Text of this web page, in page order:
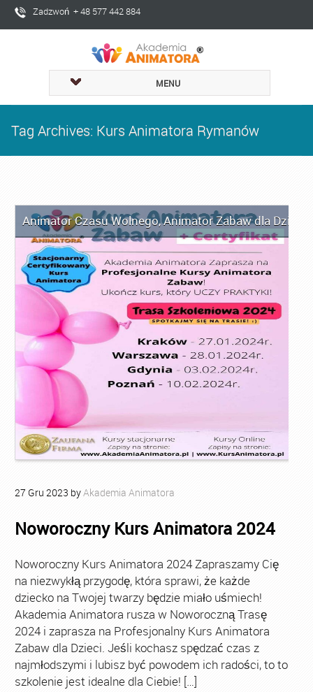
Zadzwoń + 48 577 442 884
MENU
Tag Archives: Kurs Animatora Rymanów
Animator Czasu Wolnego,Animator Zabaw dla Dzieci
27 Gru 2023 byAkademia Animatora
Noworoczny Kurs Animatora 2024
Noworoczny Kurs Animatora 2024 Zapraszamy Cię
na niezwykłą przygodę, która sprawi, że każde
dziecko na Twojej twarzy będzie miało uśmiech!
Akademia Animatora rusza w Noworoczną Trasę
2024 i zaprasza na Profesjonalny Kurs Animatora
Zabaw dla Dzieci. Jeśli kochasz spędzać czas z
najmłodszymi i lubisz być powodem ich radości, to to
szkolenie jest idealne dla Ciebie! […]